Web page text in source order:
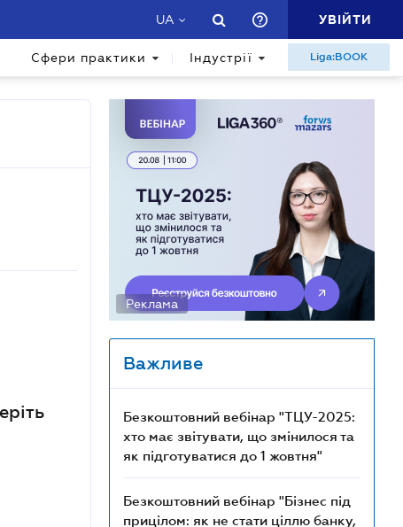
UA УВІЙТИ
Сфери практики Індустрії Liga:BOOK
Реклама
Важливе
Безкоштовний вебінар "ТЦУ-2025:
хто має звітувати, що змінилося та
як підготуватися до 1 жовтня"
Безкоштовний вебінар "Бізнес під
прицілом: як не стати ціллю банку,